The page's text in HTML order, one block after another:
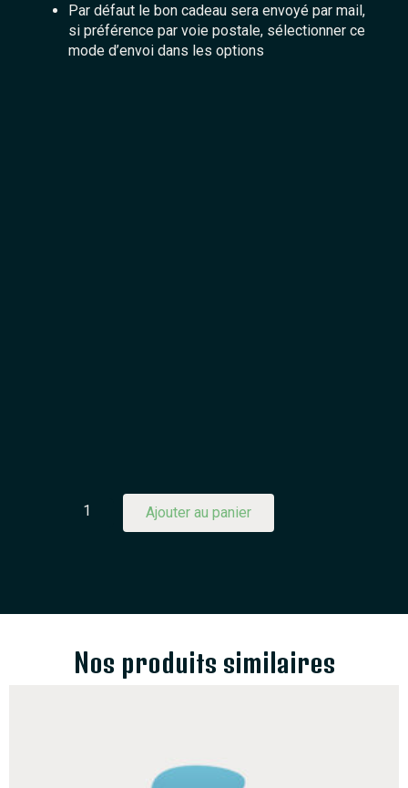
Par défaut le bon cadeau sera envoyé par mail,
si préférence par voie postale, sélectionner ce
mode d’envoi dans les options
Ajouter au panier
Nos produits similaires